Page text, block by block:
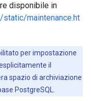
disponibile in
maintenance.ht
per impostazione
il
spazio di archiviazione
PostgreSQL.